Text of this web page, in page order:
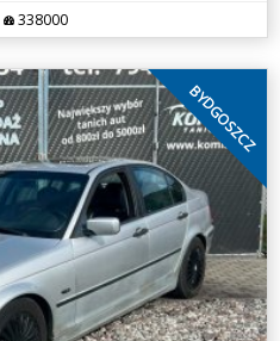
338000
BYDGOSZCZ